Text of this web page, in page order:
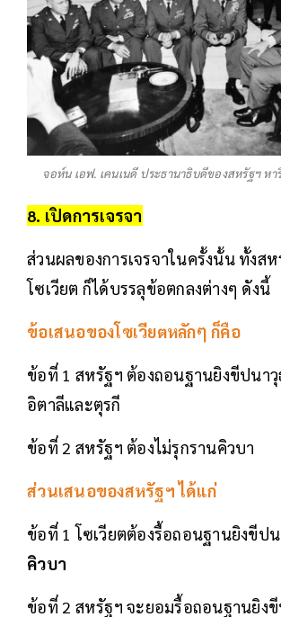
จอห์น เอฟ. เคนเนดี ประธานาธิบดีของสหรัฐฯ ห
8. เปิดการเจรจา
ส่วนผลของการเจรจาในครั้งนั้น ทั้งส
โซเวียต ก็ได้บรรลุข้อตกลงต่างๆ ดังนี้
ข้อเสนอของโซเวียตหลักๆ ก็คือ
ข้อที่ 1 สหรัฐฯ ต้องถอนฐานยิงขีปนา
อิตาลีและตุรกี
ข้อที่ 2 สหรัฐฯ ต้องไม่รุกรานคิวบา
ส่วนเสนอของสหรัฐฯ ได้แก่
ข้อที่ 1 โซเวียตต้องรื้อถอนฐานยิงขีป
คิวบา
ข้อที่ 2 สหรัฐฯ จะยอมรื้อถอนฐานยิง